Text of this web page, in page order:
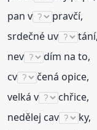
pan v
pravčí,
srdečné uv
tání,
nev
dím na to,
cv
čená opice,
velká v
chřice,
nedělej cav
ky,